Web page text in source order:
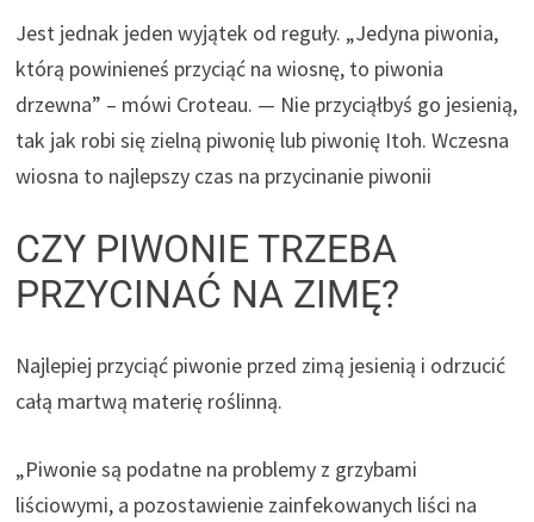
Jest jednak jeden wyjątek od reguły. „Jedyna piwonia,
którą powinieneś przyciąć na wiosnę, to piwonia
drzewna” – mówi Croteau. — Nie przyciąłbyś go jesienią,
tak jak robi się zielną piwonię lub piwonię Itoh.Wczesna
wiosna to najlepszy czas na przycinanie piwonii
CZY PIWONIE TRZEBA
PRZYCINAĆ NA ZIMĘ?
Najlepiej przyciąć piwonie przed zimą jesienią i odrzucić
całą martwą materię roślinną.
„Piwonie są podatne na problemy z grzybami
liściowymi, a pozostawienie zainfekowanych liści na